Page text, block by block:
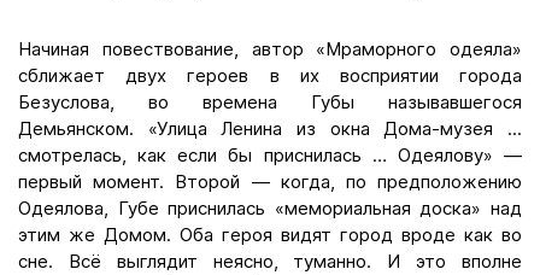
Начиная повествование, автор «Мраморного одеяла»
сближает двух героев в их восприятии города
Безуслова, во времена Губы называвшегося
Демьянском. «Улица Ленина из окна Дома-музея ...
смотрелась, как если бы приснилась … Одеялову» —
первый момент. Второй — когда, по предположению
Одеялова, Губе приснилась «мемориальная доска» над
этим же Домом. Оба героя видят город вроде как во
сне. Всё выглядит неясно, туманно. И это вполне